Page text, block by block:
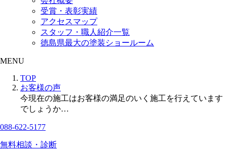
受賞・表彰実績
アクセスマップ
スタッフ・職人紹介一覧
徳島県最大の塗装ショールーム
MENU
TOP
お客様の声
今現在の施工はお客様の満足のいく施工を行えています
でしょうか…
088-622-5177
無料相談・診断